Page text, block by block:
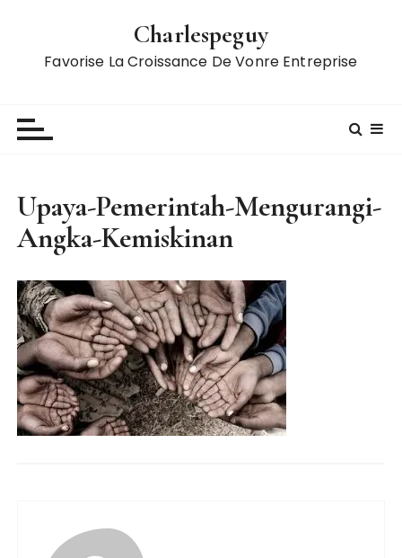
Charlespeguy
Favorise La Croissance De Vonre Entreprise
Upaya-Pemerintah-Mengurangi-
Angka-Kemiskinan